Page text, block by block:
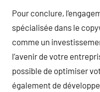
Pour conclure,
spécialisée dans le
comme un
l’avenir de votre
possible de optimiser
également de